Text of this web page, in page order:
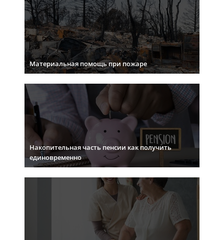
Материальная помощь при пожаре
Накопительная часть пенсии как получить
единовременно